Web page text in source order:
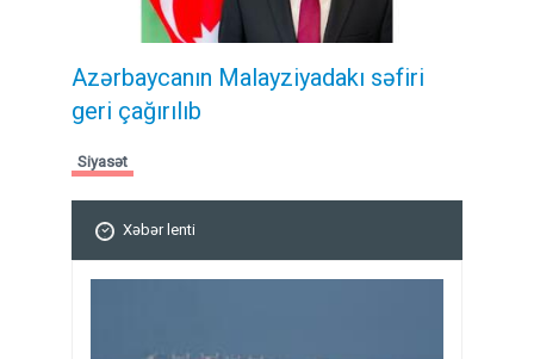
Azərbaycanın Malayziyadakı səfiri
geri çağırılıb
Siyasət
Xəbər lenti